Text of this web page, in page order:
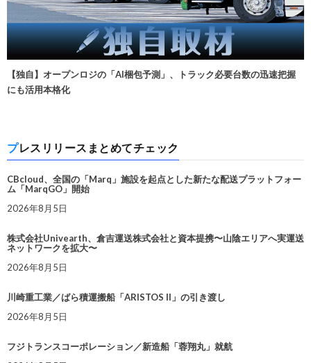
【独自】オープンロジの「AI梱包予測」、トラック必要台数の迅速把握
にも活用本格化
プレスリリースまとめてチェック
CBcloud、全国の「Marq」施設を起点とした新たな配送プラットフォー
ム「MarqGO」開始
2026年8月5日
株式会社Univearth、倉吉運送株式会社と資本提携〜山陰エリアへ実運送
ネットワークを拡大〜
2026年8月5日
川崎重工業／ばら積運搬船「ARISTOS II」の引き渡し
2026年8月5日
フジトランスコーポレーション／新造船「蓉翔丸」就航